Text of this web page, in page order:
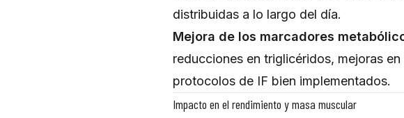
distribuidas a lo largo del día.
Mejora de los marcadores
reducciones en triglicéridos, mejoras
protocolos de IF bien implementados.
Impacto en el rendimiento y masa muscular